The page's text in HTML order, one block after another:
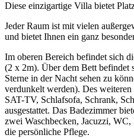
Diese einzigartige Villa bietet
Jeder Raum ist mit vielen
und bietet Ihnen ein ganz
Im oberen Bereich befindet sich
(2 x 2m). Über dem Bett befindet
Sterne in der Nacht sehen zu
verdunkelt werden). Des
SAT-TV, Schlafsofa, Schrank,
ausgestattet. Das Badezimmer
zwei Waschbecken, Jacuzzi,
die persönliche Pflege.